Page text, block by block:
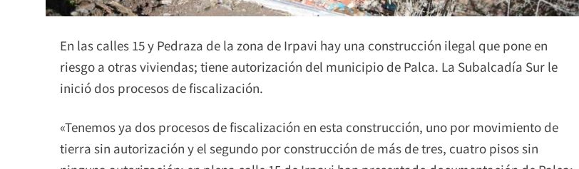
En las calles 15 y Pedraza de la zona de Irpavi hay una construcción ilegal que pone en
riesgo a otras viviendas; tiene autorización del municipio de Palca. La Subalcadía Sur le
inició dos procesos de fiscalización.
«Tenemos ya dos procesos de fiscalización en esta construcción, uno por movimiento de
tierra sin autorización y el segundo por construcción de más de tres, cuatro pisos sin